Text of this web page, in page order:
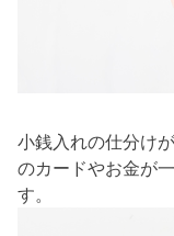
小銭入れの仕分け
のカードやお金が
す。